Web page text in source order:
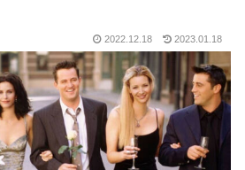
2022.12.18 2023.01.18